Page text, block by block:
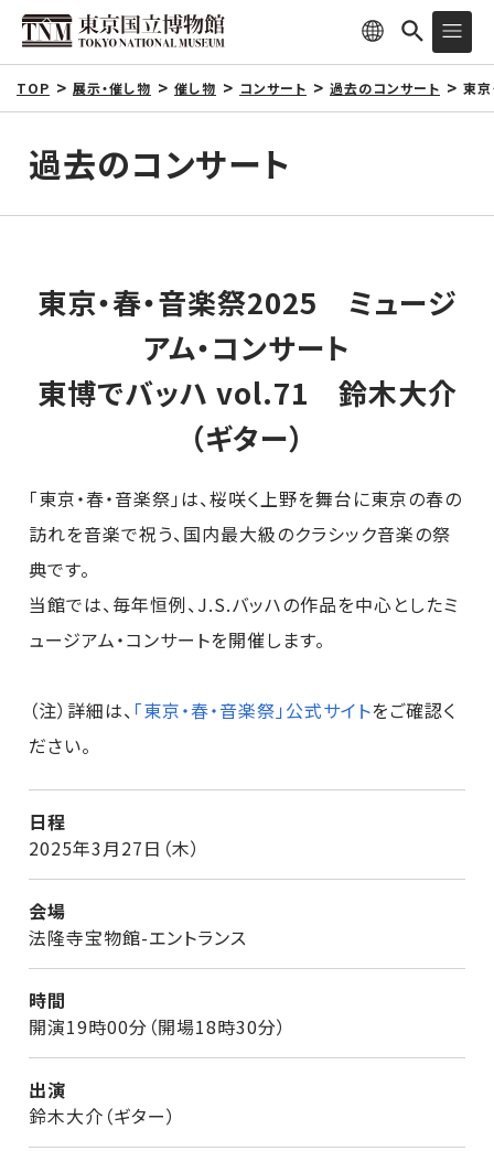
TOP 展示・催し物 催し物 コンサート 過去のコンサート 東
過去のコンサート
東京・春・音楽祭2025 ミュージ
アム・コンサート
東博でバッハ vol.71 鈴木大介
（ギター）
「東京・春・音楽祭」は、桜咲く上野を舞台に東京の春の
訪れを音楽で祝う、国内最大級のクラシック音楽の祭
典です。
当館では、毎年恒例、J.S.バッハの作品を中心としたミ
ュージアム・コンサートを開催します。
（注）詳細は、 「東京・春・音楽祭」公式サイトをご確認く
ださい。
日程
2025年3月27日（木）
会場
法隆寺宝物館-エントランス
時間
開演19時00分（開場18時30分）
出演
鈴木大介（ギター）